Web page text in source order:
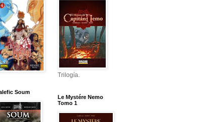
Soum
Trilogía.
Le Mystére Nemo
Tomo 1